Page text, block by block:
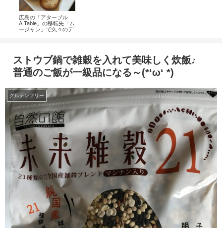
広島の「アターブル
A.Table」の移転先「ム
ージャン」で久々のデ
ストウブ鍋で雑穀を入れて美味しく炊飯♪
普通のご飯が一級品になる～(*‘ω‘ *)
グルテンフリー